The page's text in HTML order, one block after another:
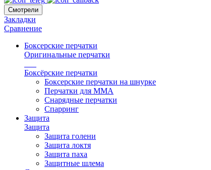
Смотрели
Закладки
Сравнение
Боксерские перчатки
Оригинальные перчатки
Боксёрские перчатки
Боксерские перчатки на шнурке
Перчатки для ММА
Снарядные перчатки
Спарринг
Защита
Защита
Защита голени
Защита локтя
Защита паха
Защитные шлема